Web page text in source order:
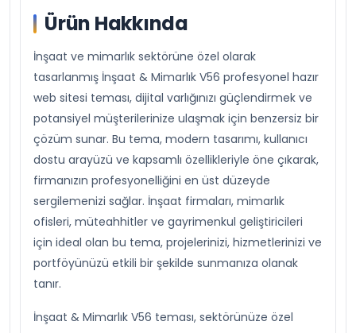
Ürün Hakkında
İnşaat ve mimarlık sektörüne özel olarak
tasarlanmış İnşaat & Mimarlık V56 profesyonel hazır
web sitesi teması, dijital varlığınızı güçlendirmek ve
potansiyel müşterilerinize ulaşmak için benzersiz bir
çözüm sunar. Bu tema, modern tasarımı, kullanıcı
dostu arayüzü ve kapsamlı özellikleriyle öne çıkarak,
firmanızın profesyonelliğini en üst düzeyde
sergilemenizi sağlar. İnşaat firmaları, mimarlık
ofisleri, müteahhitler ve gayrimenkul geliştiricileri
için ideal olan bu tema, projelerinizi, hizmetlerinizi ve
portföyünüzü etkili bir şekilde sunmanıza olanak
tanır.
İnşaat & Mimarlık V56 teması, sektörünüze özel